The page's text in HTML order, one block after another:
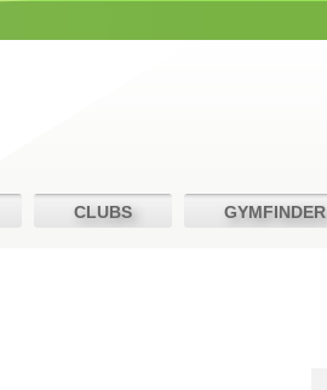
CLUBS GYMFINDER